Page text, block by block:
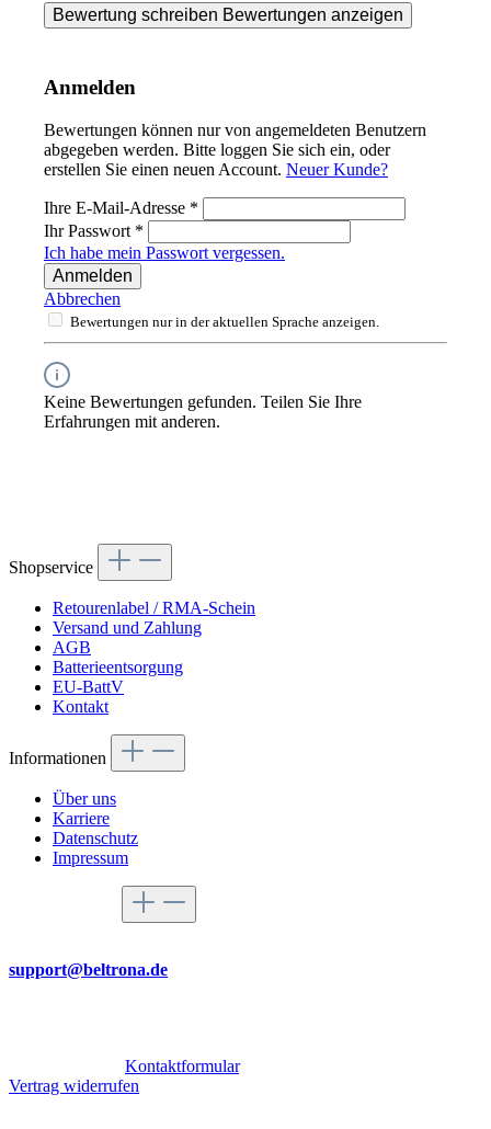
Bewertung schreiben Bewertungen anzeigen
Anmelden
Bewertungen können nur von angemeldeten Benutzern
abgegeben werden. Bitte loggen Sie sich ein, oder
erstellen Sie einen neuen Account. Neuer Kunde?
Ihre E-Mail-Adresse *
Ihr Passwort *
Ich habe mein Passwort vergessen.
Anmelden
Abbrechen
Bewertungen nur in der aktuellen Sprache anzeigen.
Keine Bewertungen gefunden. Teilen Sie Ihre
Erfahrungen mit anderen.
Shopservice
Retourenlabel / RMA-Schein
Versand und Zahlung
AGB
Batterieentsorgung
EU-BattV
Kontakt
Informationen
Über uns
Karriere
Datenschutz
Impressum
support@beltrona.de
Kontaktformular.
Vertrag widerrufen